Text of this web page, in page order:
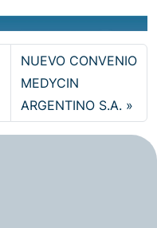
NUEVO CONVENIO
MEDYCIN
ARGENTINO S.A.